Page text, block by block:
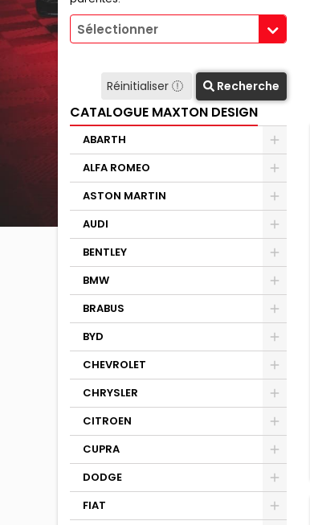
Sélectionner
Réinitialiser Recherche
CATALOGUE MAXTON DESIGN
ABARTH
ALFA ROMEO
ASTON MARTIN
AUDI
BENTLEY
BMW
BRABUS
BYD
CHEVROLET
CHRYSLER
CITROEN
CUPRA
DODGE
FIAT